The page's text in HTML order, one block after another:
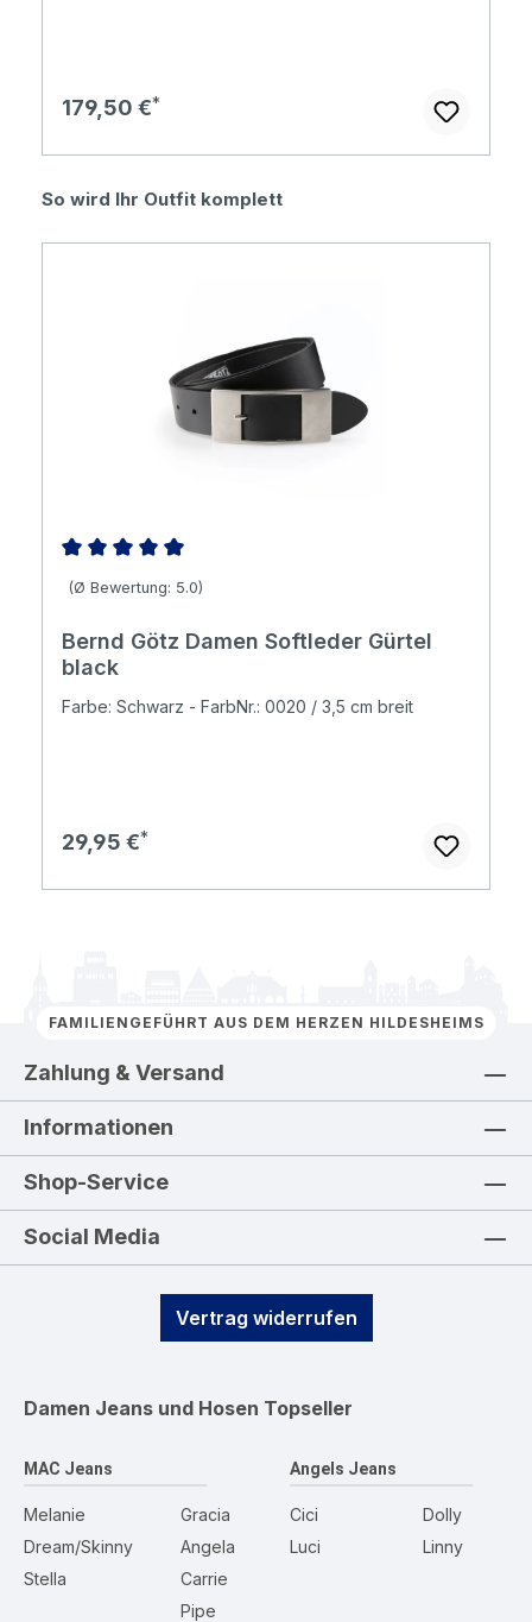
Regulärer Preis:
179,50 €
Produktgalerie überspringen
So wird Ihr Outfit komplett
Durchschnittliche Bewertung von 5 von 5 Sternen
(Ø Bewertung: 5.0)
Bernd Götz Damen Softleder Gürtel
black
Farbe: Schwarz - FarbNr.: 0020 / 3,5 cm breit
Regulärer Preis:
29,95 €
FAMILIENGEFÜHRT AUS DEM HERZEN HILDESHEIMS
Zahlung & Versand
Informationen
Shop-Service
Social Media
Vertrag widerrufen
Damen Jeans und Hosen Topseller
MAC Jeans
Melanie
Dream/Skinny
Stella
Gracia
Angela
Carrie
Pipe
Angels Jeans
Cici
Luci
Dolly
Linny